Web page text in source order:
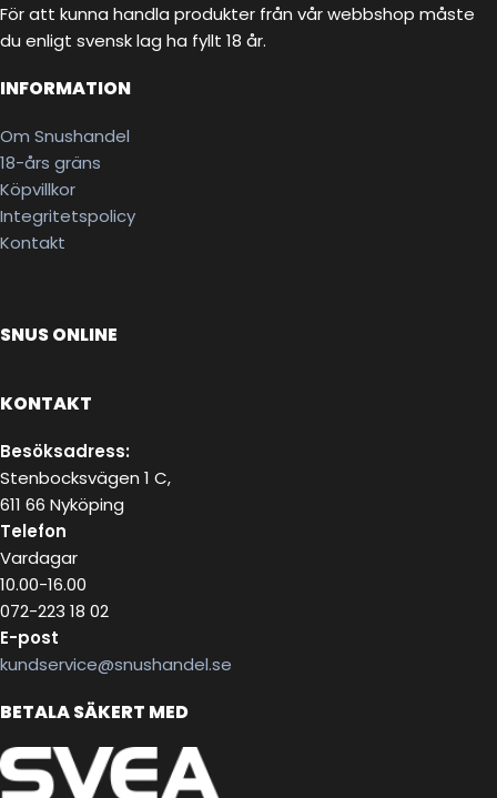
För att kunna handla produkter från vår webbshop måste
du enligt svensk lag ha fyllt 18 år.
INFORMATION
Om Snushandel
18-års gräns
Köpvillkor
Integritetspolicy
Kontakt
SNUS ONLINE
KONTAKT
Besöksadress:
Stenbocksvägen 1 C,
611 66 Nyköping
Telefon
Vardagar
10.00-16.00
072-223 18 02
E-post
kundservice@snushandel.se
BETALA SÄKERT MED